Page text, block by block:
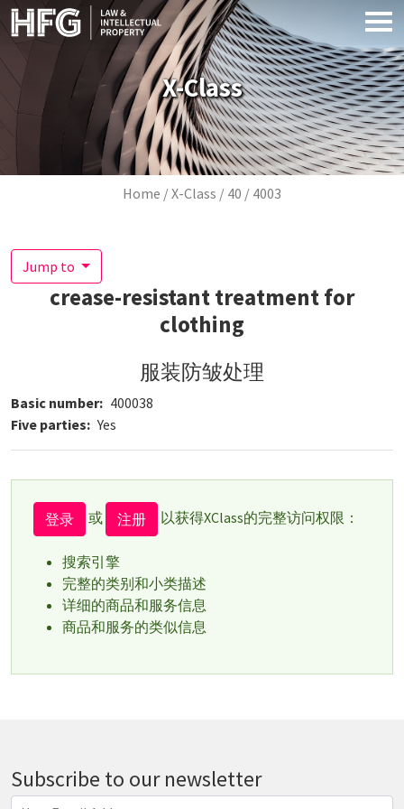
Skip to main content
X-Class
Breadcrumb
Home X-Class 40 4003
Jump to
crease-resistant treatment for
clothing
服装防皱处理
Basic number
400038
Five parties
Yes
登录 或 注册 以获得XClass的完整访问权限：
搜索引擎
完整的类别和小类描述
详细的商品和服务信息
商品和服务的类似信息
Subscribe to our newsletter